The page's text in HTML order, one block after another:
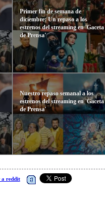
Primer fin de semana de
diciembre: Un repaso a los
estrenos del streaming en 'Gaceta
de Prensa'
Nuestro repaso semanal a los
estrenos del streaming en 'Gaceta
de Prensa'